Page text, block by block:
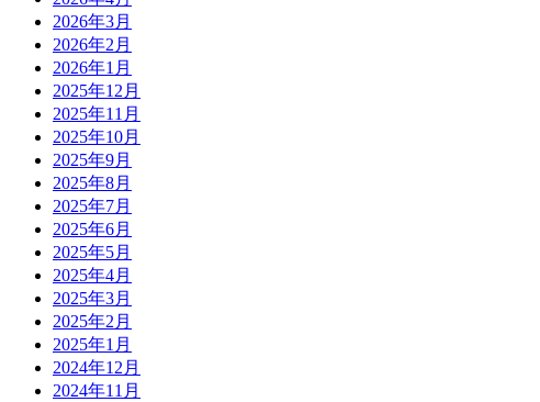
2026年3月
2026年2月
2026年1月
2025年12月
2025年11月
2025年10月
2025年9月
2025年8月
2025年7月
2025年6月
2025年5月
2025年4月
2025年3月
2025年2月
2025年1月
2024年12月
2024年11月